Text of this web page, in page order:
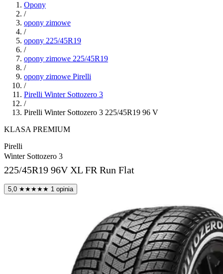
Opony
/
opony zimowe
/
opony 225/45R19
/
opony zimowe 225/45R19
/
opony zimowe Pirelli
/
Pirelli Winter Sottozero 3
/
Pirelli Winter Sottozero 3 225/45R19 96 V
KLASA PREMIUM
Pirelli
Winter Sottozero 3
225/45R19 96V XL FR Run Flat
5,0 ★★★★★ 1 opinia